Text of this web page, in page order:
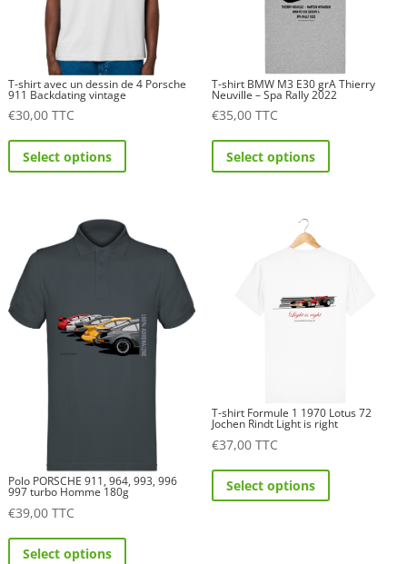
T-shirt avec un dessin de 4 Porsche
911 Backdating vintage
€30,00 TTC
Select options
This
variants.
be
chosen
product
T-shirt BMW M3 E30 grA Thierry
Neuville – Spa Rally 2022
€35,00 TTC
Select options
This
may
product
Polo PORSCHE 911, 964, 993, 996
997 turbo Homme 180g
€39,00 TTC
Select options
This
T-shirt Formule 1 1970 Lotus 72
Jochen Rindt Light is right
€37,00 TTC
Select options
This